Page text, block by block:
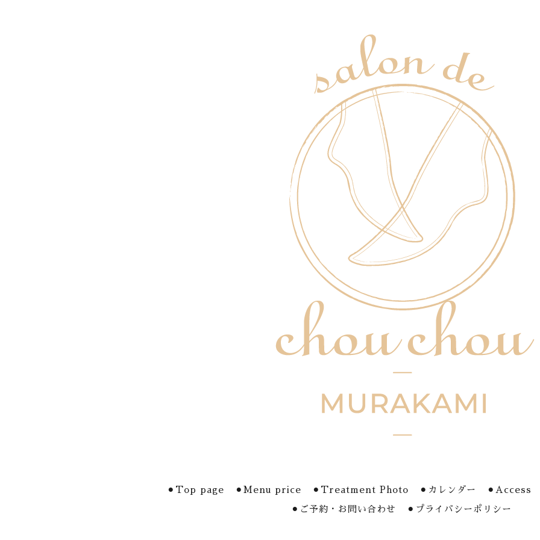
⚫︎Top page ⚫︎Menu price ⚫︎Treatment Photo ⚫︎カレンダー ⚫︎Access
⚫︎ご予約・お問い合わせ ⚫︎プライバシーポリシー